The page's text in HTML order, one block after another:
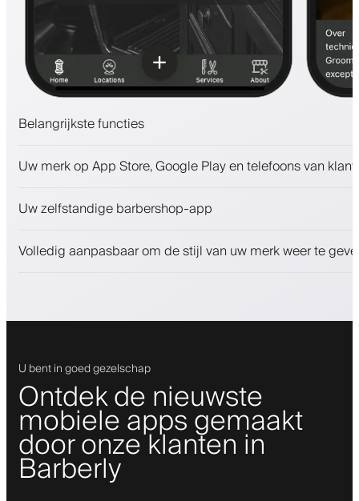
Belangrijkste functies
Betalingen, waarborgsom
Betrek klanten met een loyaliteitsprogramma
Uw merk op App Store, Google Play en telefoons van
Uw zelfstandige barbershop-app
Volledig aanpasbaar om de stijl van uw merk weer te
U bent in goed gezelschap
Ontdek de nieuwste
mobiele apps gemaakt
door onze klanten in
Barberly